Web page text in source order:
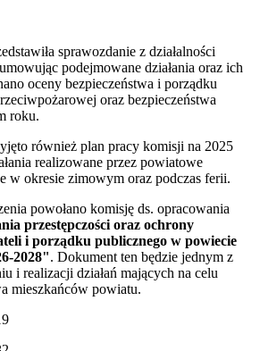
sprawozdanie z działalności
podejmowane działania oraz ich
oceny bezpieczeństwa i porządku
oraz bezpieczeństwa
roku.
również plan pracy komisji na 2025
realizowane przez powiatowe
w okresie zimowym oraz podczas ferii.
powołano komisję ds. opracowania
przestępczości oraz ochrony
i porządku publicznego w powiecie
2028". Dokument ten będzie jednym z
i realizacji działań mających na celu
mieszkańców powiatu.